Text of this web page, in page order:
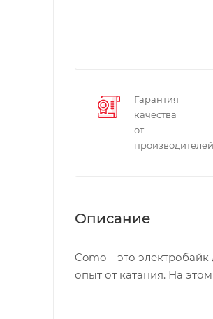
Гарантия
качества
от
производителей
Описание
Como – это
опыт от катания. На